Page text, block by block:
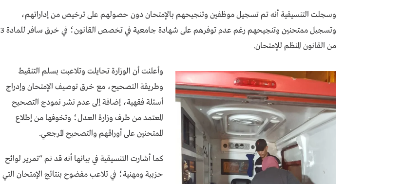
وسجلت التنسيقية أنه تم تسجيل موظفين وتنجيحهم بالإمتحان دون حصولهم على ترخيص من إداراتهم،
وتسجيل ممتحنين وتنجيحهم رغم عدم توفرهم على شهادة جامعية في تخصص القانون؛ في خرق سافر للمادة 3
من القانون المنظم للإمتحان.
وأعلنت أن الوزارة تحايلت وتلاعبت بسلم التنقيط
وطريقة التصحيح، مع خرق توصيف الإمتحان وإدراج
أسئلة فقهية، إضافة إلى عدم نشر نمودج التصحيح
المعتمد من طرف وزارة العدل؛ وتخوفها من إطلاع
الممتحنين على أوراقهم والتصحيح المرجعي.
كما أشارت التنسيقية في بيانها أنه قد نم “تمرير لوائح
حزبية ومهنية؛ في تلاعب مفضوح بنتائج الإمتحان التي